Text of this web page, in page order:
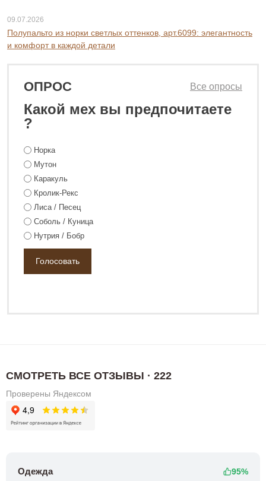
09.07.2026
Полупальто из норки светлых оттенков, арт.6099: элегантность
и комфорт в каждой детали
ОПРОС
Какой мех вы предпочитаете
?
Все опросы
Норка
Мутон
Каракуль
Кролик-Рекс
Лиса / Песец
Соболь / Куница
Нутрия / Бобр
СМОТРЕТЬ ВСЕ ОТЗЫВЫ · 222
Проверены Яндексом
Одежда 95%